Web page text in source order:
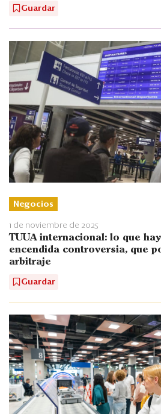
Guardar
Negocios
1 de noviembre de 2025
TUUA internacional: lo que
encendida controversia, que
arbitraje
Guardar